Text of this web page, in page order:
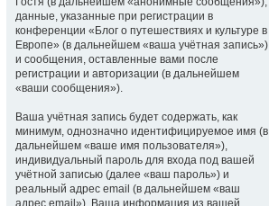
данные, указанные при регистрации в
конференции «Блог о путешествиях и культуре в
Европе» (в дальнейшем «ваша учётная запись»)
и сообщения, оставленные вами после
регистрации и авторизации (в дальнейшем
«ваши сообщения»).
Ваша учётная запись будет содержать, как
минимум, однозначно идентифицируемое имя (в
дальнейшем «ваше имя пользователя»),
индивидуальный пароль для входа под вашей
учётной записью (далее «ваш пароль») и
реальный адрес email (в дальнейшем «ваш
адрес email»). Ваша информация из вашей